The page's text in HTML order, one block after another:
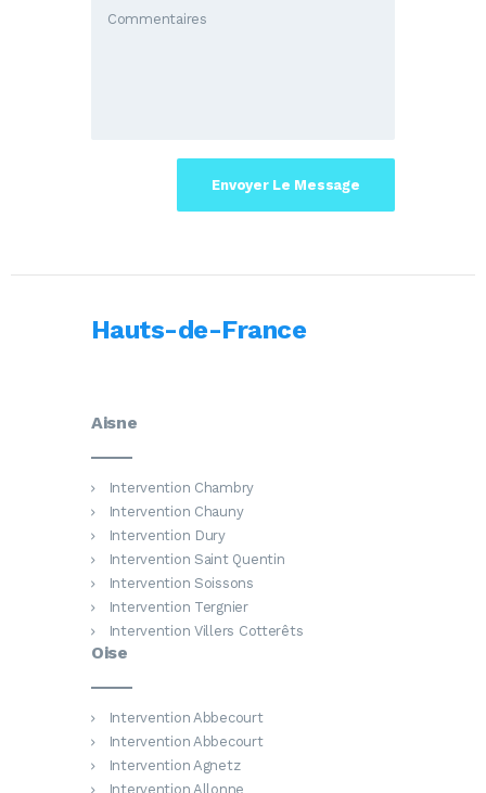
Hauts-de-France
Aisne
Intervention Chambry
Intervention Chauny
Intervention Dury
Intervention Saint Quentin
Intervention Soissons
Intervention Tergnier
Intervention Villers Cotterêts
Oise
Intervention Abbecourt
Intervention Abbecourt
Intervention Agnetz
Intervention Allonne